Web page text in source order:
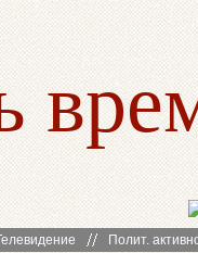
Полит.